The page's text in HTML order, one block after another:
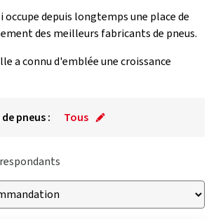
depuis longtemps une place de
des meilleurs fabricants de pneus.
a connu d'emblée une croissance
pneus : Tous